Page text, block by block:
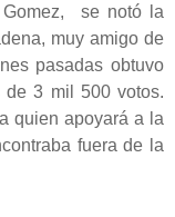
Gomez, se notó la
muy amigo de
pasadas obtuvo
de 3 mil 500 votos.
quien apoyará a la
fuera de la